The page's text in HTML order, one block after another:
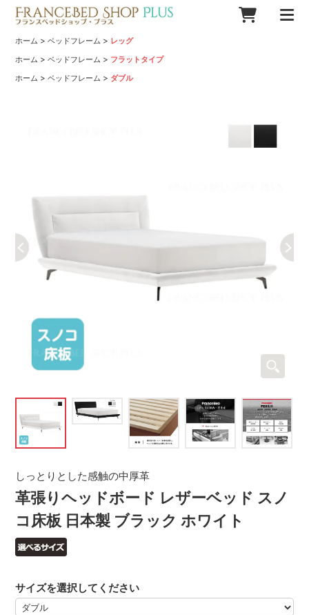
ホーム >ベッドフレーム > レッグ
ホーム >ベッドフレーム > フラットタイプ
ホーム >ベッドフレーム > ダブル
革張りヘッドボード レザーベッド スノ
コ床板 日本製 ブラック ホワイト
しっとりとした感触の中厚革
サイズを選択してください